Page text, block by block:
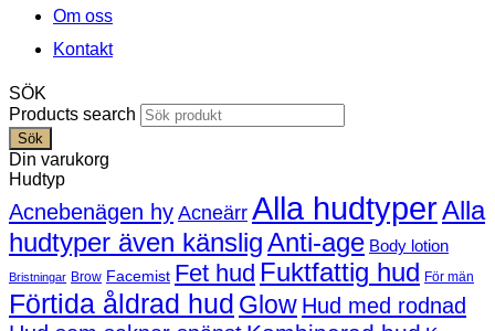
Om oss
Kontakt
SÖK
Products search
Sök
Din varukorg
Hudtyp
Acnebenägen hy Acneärr Alla hudtyperAlla
hudtyper även känsligAnti-age Body lotion
Bristningar Brow Facemist Fet hud Fuktfattig hud För män
Förtida åldrad hud Glow Hud med rodnad